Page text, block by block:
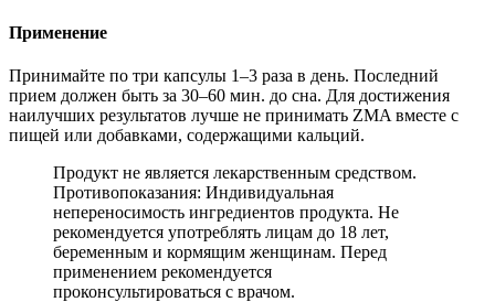
Применение
Принимайте по три капсулы 1–3 раза в день. Последний
прием должен быть за 30–60 мин. до сна. Для достижения
наилучших результатов лучше не принимать ZMA вместе с
пищей или добавками, содержащими кальций.
Продукт не является лекарственным средством.
Противопоказания: Индивидуальная
непереносимость ингредиентов продукта. Не
рекомендуется употреблять лицам до 18 лет,
беременным и кормящим женщинам. Перед
применением рекомендуется
проконсультироваться с врачом.